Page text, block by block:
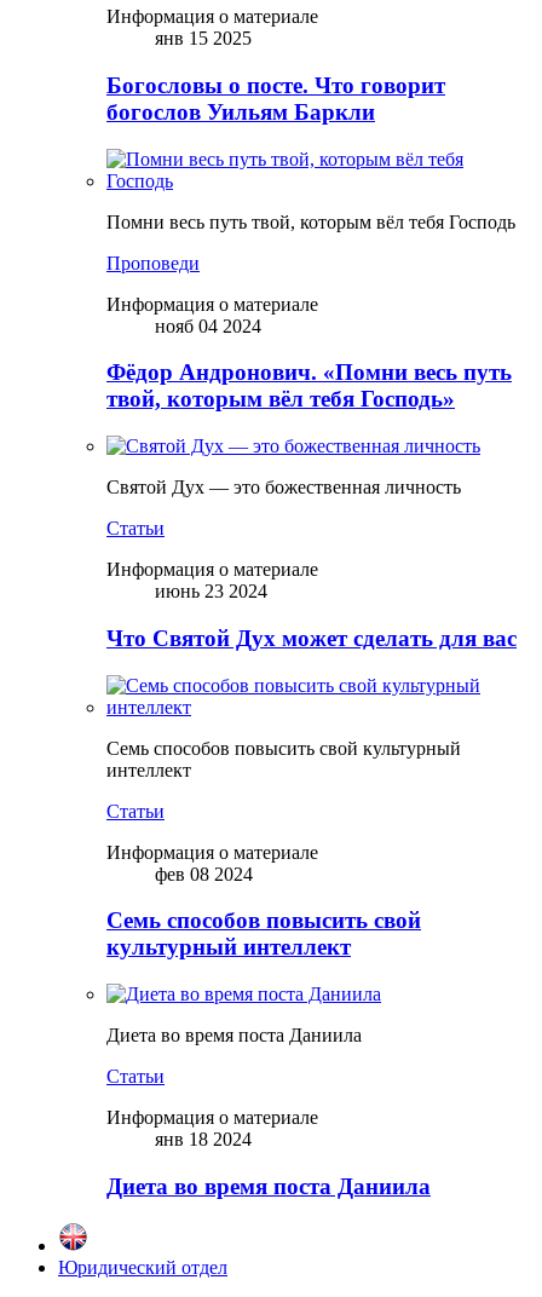
Информация о материале
янв 15 2025
Богословы о посте. Что говорит
богослов Уильям Баркли
Помни весь путь твой, которым вёл тебя Господь
Проповеди
Информация о материале
нояб 04 2024
Фёдор Андронович. «Помни весь путь
твой, которым вёл тебя Господь»
Святой Дух — это божественная личность
Статьи
Информация о материале
июнь 23 2024
Что Святой Дух может сделать для вас
Семь способов повысить свой культурный
интеллект
Статьи
Информация о материале
фев 08 2024
Семь способов повысить свой
культурный интеллект
Диета во время поста Даниила
Статьи
Информация о материале
янв 18 2024
Диета во время поста Даниила
Юридический отдел